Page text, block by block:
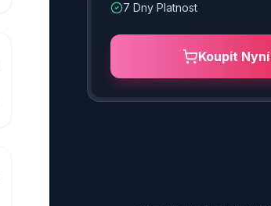
7 Dny Platnost
Koupit Nyní